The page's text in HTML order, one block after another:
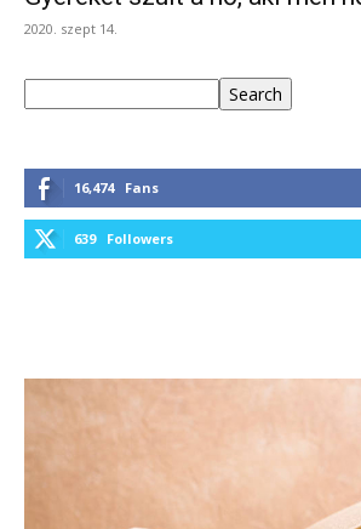
2020. szept 14.
Search
16,474 Fans
639 Followers